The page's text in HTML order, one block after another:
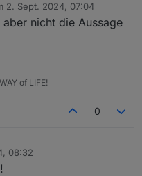
verstehe ich nicht. Du
2. Sept. 2024, 07:04
von
aber nicht die Aussage
of LIFE!
0
08:32